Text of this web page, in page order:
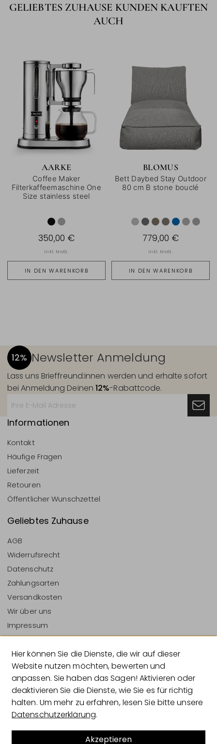
GELIEBTES ZUHAUSE KUNDEN KAUFTEN
AUCH
AARKE
Coffee Maker
Filterkaffeemaschine One
Size stainless steel
IN DEN WARENKORB
350,00 €
inkl. MwSt.
BLOMUS
Bett Daybed Stay Outdoor
80 cm B stone bouclé
IN DEN WARENKORB
779,00 €
inkl. MwSt.
12% Newsletter Anmeldung
Lass uns Brieffreund:innen werden und erhalte sofort
bei Anmeldung Deinen12%-Rabattcode.
Informationen
Kontakt
Häufige Fragen
Lieferzeit
Retouren
Öffentlicher Wunschzettel
Geliebtes Zuhause
AGB
Widerrufsrecht
Datenschutz
Zahlungsarten
Versandkosten
Wir über uns
Impressum
Vertrag Widerrufen
Zahlungsarten
Versandarten
Hier können Sie die Dienste, die wir auf dieser
Website nutzen möchten, bewerten und
anpassen. Sie haben das Sagen! Aktivieren oder
deaktivieren Sie die Dienste, wie Sie es für richtig
halten. Um mehr zu erfahren, lesen Sie bitte unsere
Datenschutzerklärung.
Akzeptieren